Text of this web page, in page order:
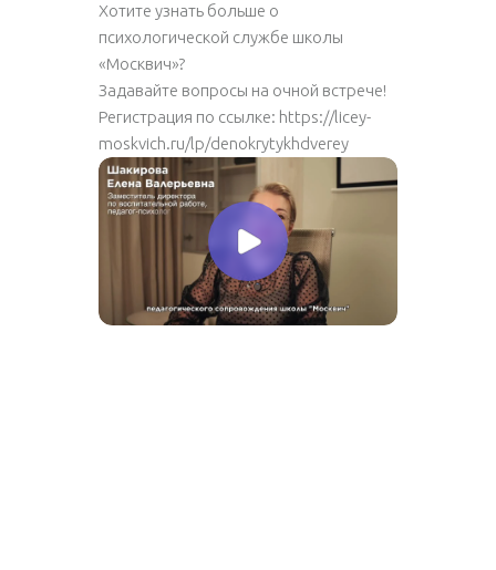
Хотите узнать больше о
психологической службе школы
«Москвич»?
Задавайте вопросы на очной встрече!
Регистрация по ссылке: https://licey-
moskvich.ru/lp/denokrytykhdverey